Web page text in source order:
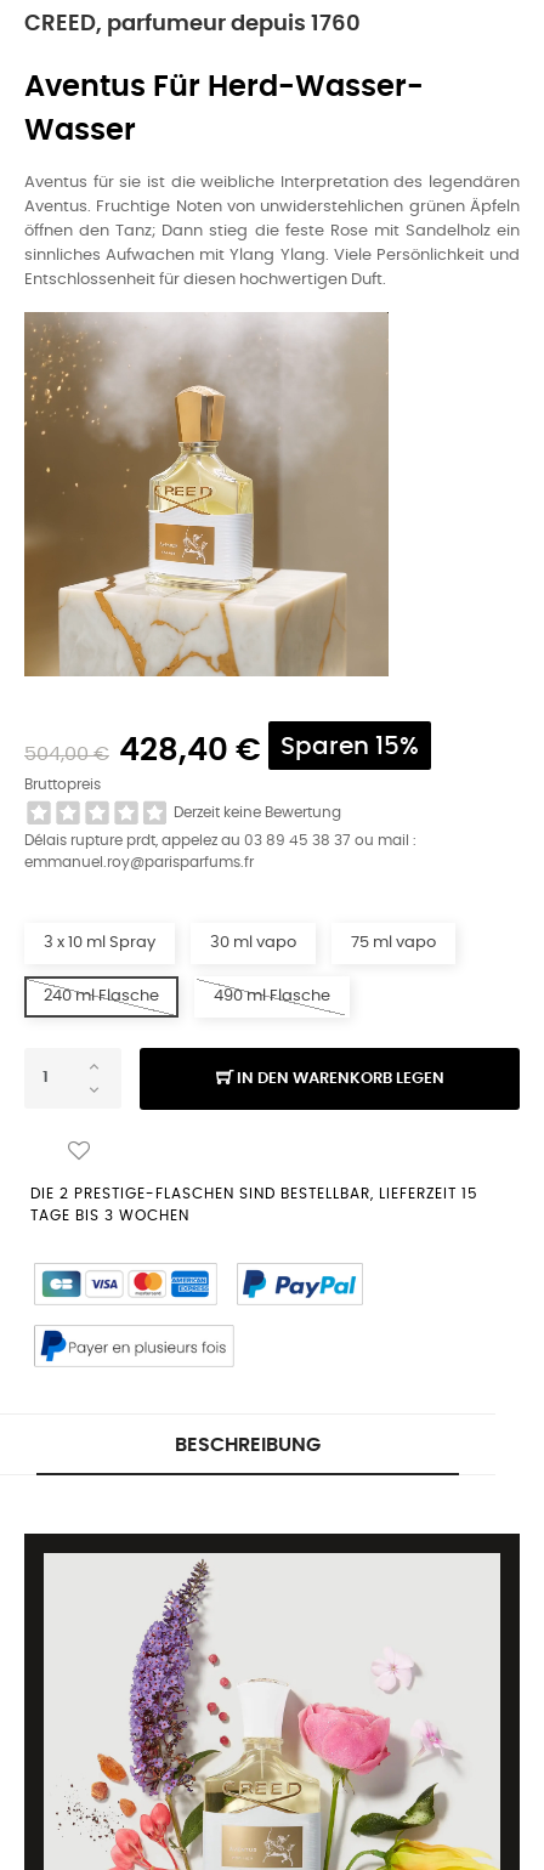
CREED, parfumeur depuis 1760
Aventus Für Herd-Wasser-
Wasser
Aventus für sie ist die weibliche Interpretation des legendären
Aventus. Fruchtige Noten von unwiderstehlichen grünen Äpfeln
öffnen den Tanz; Dann stieg die feste Rose mit Sandelholz ein
sinnliches Aufwachen mit Ylang Ylang. Viele Persönlichkeit und
Entschlossenheit für diesen hochwertigen Duft.
504,00 € 428,40 € Sparen 15%
Bruttopreis
Derzeit keine Bewertung
Délais rupture prdt, appelez au 03 89 45 38 37 ou mail :
emmanuel.roy@parisparfums.fr
3 x 10 ml Spray 30 ml vapo 75 ml vapo
240 ml Flasche 490 ml Flasche
IN DEN WARENKORB LEGEN
DIE 2 PRESTIGE-FLASCHEN SIND BESTELLBAR, LIEFERZEIT 15
TAGE BIS 3 WOCHEN
BESCHREIBUNG